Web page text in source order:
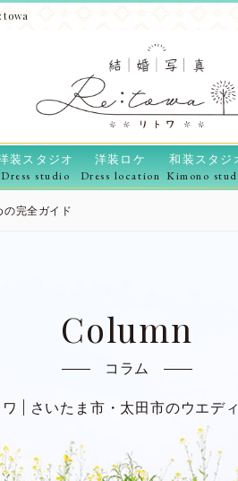
装スタジオ
Dress studio
洋装ロケ
Dress location
和装スタジ
Kimono
完全ガイド
Column
コラム
さいたま市・太田市のウエデ